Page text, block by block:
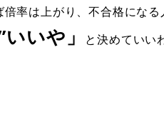
率は上がり、不合格にな
いや」 と決めていい